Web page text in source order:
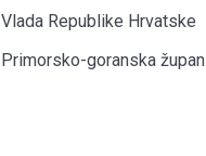
Vlada Republike Hrvatske
Primorsko-goranska